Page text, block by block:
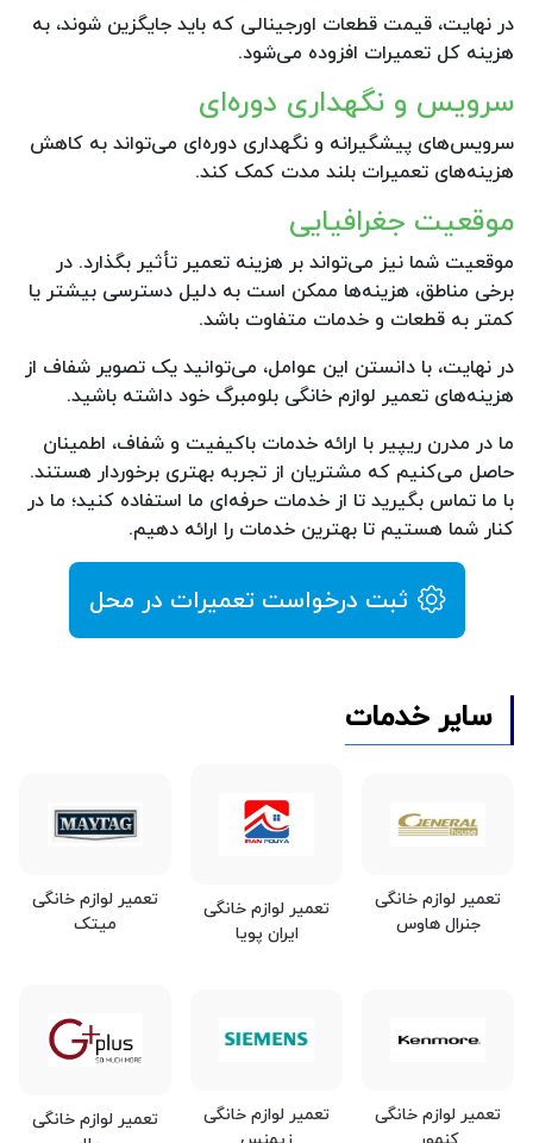
در نهایت، قیمت قطعات اورجینالی که باید جایگزین شوند، به
هزینه کل تعمیرات افزوده می‌شود.
سرویس و نگهداری دوره‌ای
سرویس‌های پیشگیرانه و نگهداری دوره‌ای می‌تواند به کاهش
هزینه‌های تعمیرات بلند مدت کمک کند.
موقعیت جغرافیایی
موقعیت شما نیز می‌تواند بر هزینه تعمیر تأثیر بگذارد. در
برخی مناطق، هزینه‌ها ممکن است به دلیل دسترسی بیشتر یا
کمتر به قطعات و خدمات متفاوت باشد.
در نهایت، با دانستن این عوامل، می‌توانید یک تصویر شفاف از
هزینه‌های تعمیر لوازم خانگی بلومبرگ خود داشته باشید.
ما در مدرن ریپیر با ارائه خدمات باکیفیت و شفاف، اطمینان
حاصل می‌کنیم که مشتریان از تجربه بهتری برخوردار هستند.
با ما تماس بگیرید تا از خدمات حرفه‌ای ما استفاده کنید؛ ما در
کنار شما هستیم تا بهترین خدمات را ارائه دهیم.
ثبت درخواست تعمیرات در محل
سایر خدمات
تعمیر لوازم خانگی
جنرال هاوس
تعمیر لوازم خانگی
ایران پویا
تعمیر لوازم خانگی
میتک
تعمیر لوازم خانگی
تعمیر لوازم خانگی
تعمیر لوازم خانگی